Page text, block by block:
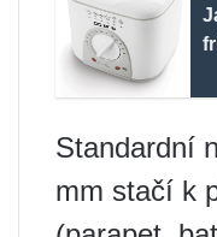
Standardní
mm stačí k